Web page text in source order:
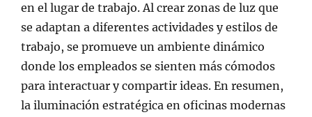
en el lugar de trabajo. Al crear zonas de luz que
se adaptan a diferentes actividades y estilos de
trabajo, se promueve un ambiente dinámico
donde los empleados se sienten más cómodos
para interactuar y compartir ideas. En resumen,
la iluminación estratégica en oficinas modernas